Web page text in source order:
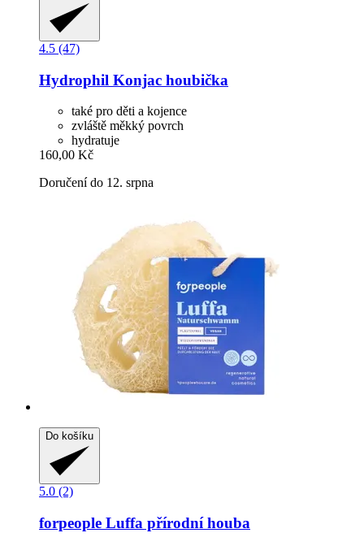
4.5 (47)
Hydrophil Konjac houbička
také pro děti a kojence
zvláště měkký povrch
hydratuje
160,00 Kč
Doručení do 12. srpna
Do košíku
5.0 (2)
forpeople Luffa přírodní houba